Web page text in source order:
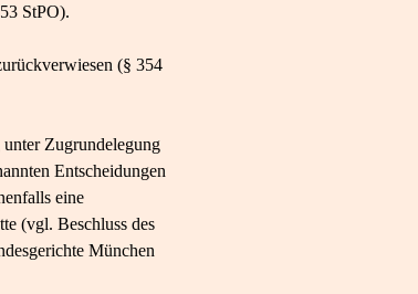
StPO).
(§ 354
Zugrundelegung
Entscheidungen
eine
(vgl. Beschluss des
München